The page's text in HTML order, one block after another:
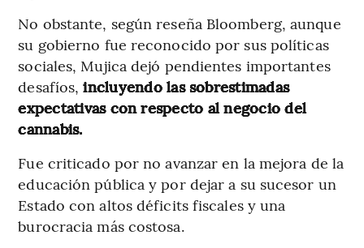
No obstante, según reseña Bloomberg, aunque
su gobierno fue reconocido por sus políticas
sociales, Mujica dejó pendientes importantes
desafíos,incluyendo las sobrestimadas
expectativas con respecto al negocio del
cannabis.
Fue criticado por no avanzar en la mejora de la
educación pública y por dejar a su sucesor un
Estado con altos déficits fiscales y una
burocracia más costosa.